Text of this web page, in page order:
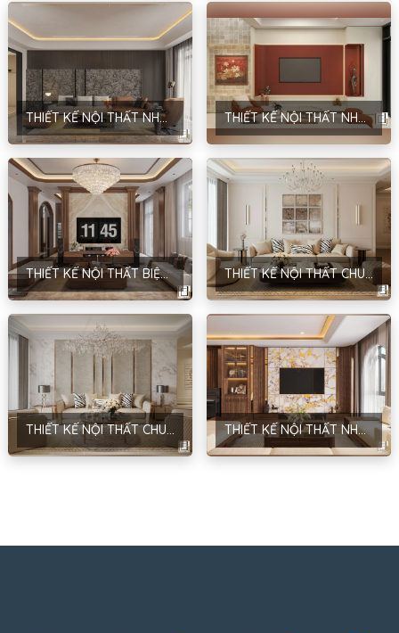
THIẾT KẾ NỘI THẤT NHÀ Ở DÂN DỤNG – PHONG CÁCH HIỆN ĐẠI & TRADITIONAL – ANH ĐĂNG – NAM ĐỊNH THIẾT KẾ NỘI THẤT NHÀ Ở GIA ĐÌNH – PHONG CÁCH HIỆN ĐẠI – ANH GIANG – HẢI DƯƠNG
THIẾT KẾ NỘI THẤT BIỆT THỰ SÂN VƯỜN – PHONG CÁCH NEOCLASSIC – ANH HUY THIẾT KẾ NỘI THẤT CHUNG CƯ MANDARIN GARDEN – PHONG CÁCH NEOCLASSIC – ANH BÂN
THIẾT KẾ NỘI THẤT CHUNG CƯ MANDARIN GARDEN – PHONG CÁCH NEOCLASSIC – HÀ NỘI – ANH BÌNH THIẾT KẾ NỘI THẤT NHÀ Ở GIA ĐÌNH KẾT HỢP KINH DOANH – PHONG CÁCH HIỆN ĐẠI – ANH THẮNG